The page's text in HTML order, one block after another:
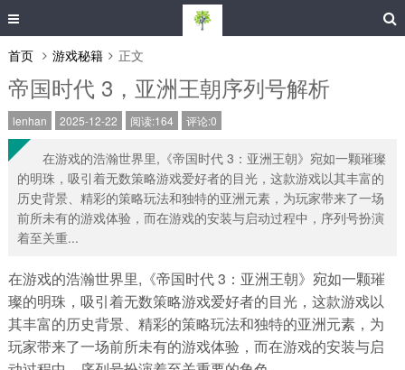
首页 游戏秘籍 正文
帝国时代 3，亚洲王朝序列号解析
lenhan 2025-12-22 阅读:164 评论:0
在游戏的浩瀚世界里,《帝国时代 3：亚洲王朝》宛如一颗璀璨
的明珠，吸引着无数策略游戏爱好者的目光，这款游戏以其丰富的
历史背景、精彩的策略玩法和独特的亚洲元素，为玩家带来了一场
前所未有的游戏体验，而在游戏的安装与启动过程中，序列号扮演
着至关重...
在游戏的浩瀚世界里,《帝国时代 3：亚洲王朝》宛如一颗璀
璨的明珠，吸引着无数策略游戏爱好者的目光，这款游戏以
其丰富的历史背景、精彩的策略玩法和独特的亚洲元素，为
玩家带来了一场前所未有的游戏体验，而在游戏的安装与启